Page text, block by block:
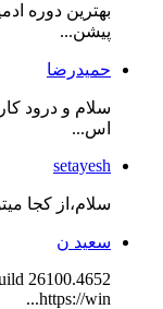
بهترین دوره
پیشن...
حمیدرضا
سلام و درود
اس...
setayesh
سلام،از کجا
سعید ن
26100.4652
https://win...